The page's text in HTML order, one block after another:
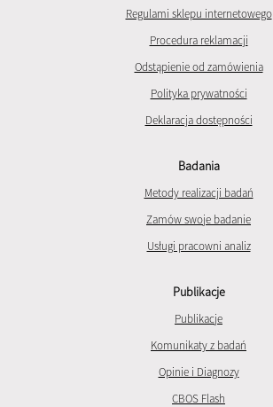
Regulami sklepu internetowego
Procedura reklamacji
Odstąpienie od zamówienia
Polityka prywatności
Deklaracja dostępności
Badania
Metody realizacji badań
Zamów swoje badanie
Usługi pracowni analiz
Publikacje
Publikacje
Komunikaty z badań
Opinie i Diagnozy
CBOS Flash